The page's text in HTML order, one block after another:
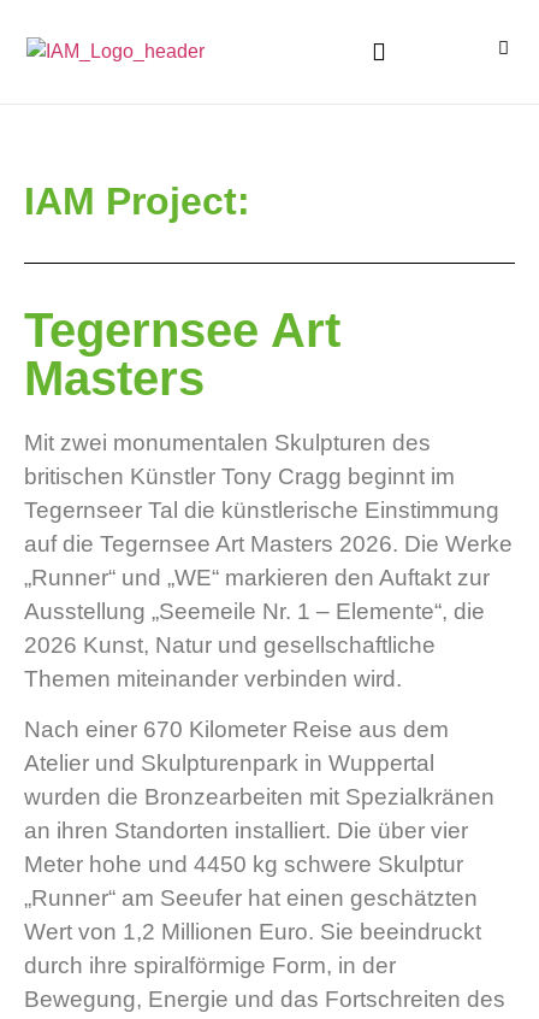
IAM Project:
Tegernsee Art
Masters
Mit zwei monumentalen Skulpturen des
britischen Künstler Tony Cragg beginnt im
Tegernseer Tal die künstlerische Einstimmung
auf die Tegernsee Art Masters 2026. Die Werke
„Runner“ und „WE“ markieren den Auftakt zur
Ausstellung „Seemeile Nr. 1 – Elemente“, die
2026 Kunst, Natur und gesellschaftliche
Themen miteinander verbinden wird.
Nach einer 670 Kilometer Reise aus dem
Atelier und Skulpturenpark in Wuppertal
wurden die Bronzearbeiten mit Spezialkränen
an ihren Standorten installiert. Die über vier
Meter hohe und 4450 kg schwere Skulptur
„Runner“ am Seeufer hat einen geschätzten
Wert von 1,2 Millionen Euro. Sie beeindruckt
durch ihre spiralförmige Form, in der
Bewegung, Energie und das Fortschreiten des